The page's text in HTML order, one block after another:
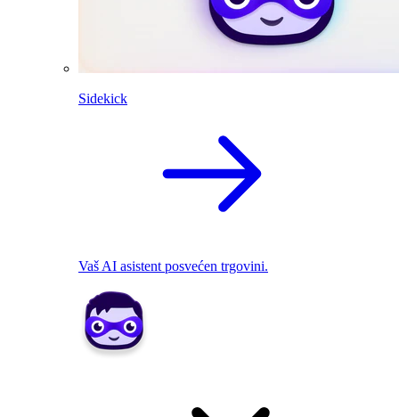
Sidekick
Vaš AI asistent posvećen trgovini.